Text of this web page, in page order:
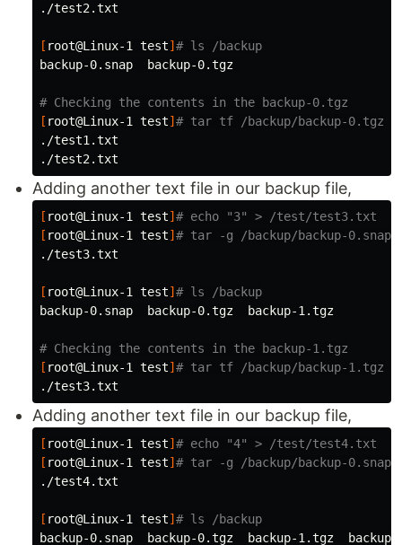
./test2.txt
[ root@Linux-1 test] # ls /backup
backup-0.snap  backup-0.tgz
# Checking the contents in the backup-0.tgz
[ root@Linux-1 test] # tar tf /backup/backup-0.tgz
./test1.txt
Adding another text file in our backup file,
[ root@Linux-1 test] # echo "3" > /test/test3.txt
[ root@Linux-1 test] # tar -g /backup/backup-
./test3.txt
[ root@Linux-1 test] # ls /backup
backup-0.snap  backup-0.tgz  backup-1.tgz
# Checking the contents in the backup-1.tgz
[ root@Linux-1 test] # tar tf /backup/backup-1.tgz
Adding another text file in our backup file,
[ root@Linux-1 test] # echo "4" > /test/test4.txt
[ root@Linux-1 test] # tar -g /backup/backup-
./test4.txt
[ root@Linux-1 test] # ls /backup
backup-0.snap  backup-0.tgz  backup-1.tgz